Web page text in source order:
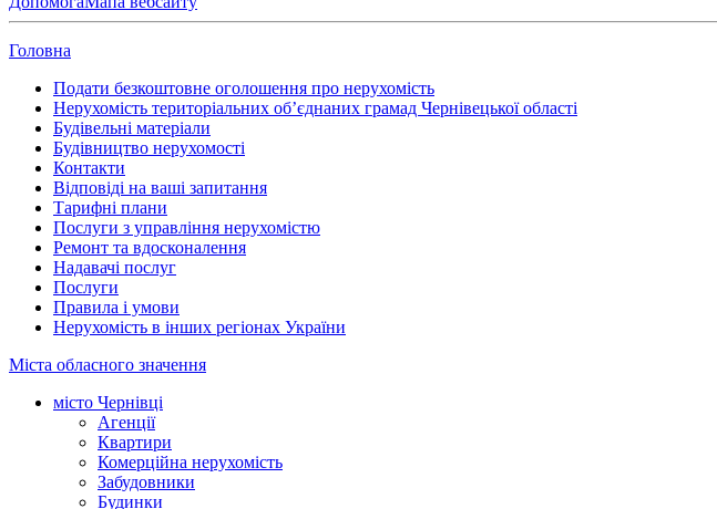
Головна
Подати безкоштовне оголошення про нерухомість
Нерухомість територіальних об’єднаних грамад Чернівецької області
Будівельні матеріали
Будівництво нерухомості
Контакти
Відповіді на ваші запитання
Тарифні плани
Послуги з управління нерухомістю
Ремонт та вдосконалення
Надавачі послуг
Послуги
Правила і умови
Нерухомість в інших регіонах України
Міста обласного значення
місто Чернівці
Агенції
Квартири
Комерційна нерухомість
Забудовники
Будинки